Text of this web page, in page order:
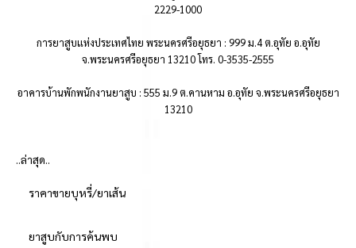
2229-1000
การยาสูบแห่งประเทศไทย พระนครศรีอยุธยา : 999 ม.4 ต.อุทัย อ.อุทัย
จ.พระนครศรีอยุธยา 13210 โทร. 0-3535-2555
อาคารบ้านพักพนักงานยาสูบ : 555 ม.9 ต.คานหาม อ.อุทัย จ.พระนครศรีอยุธยา
13210
..ล่าสุด..
ราคาขายบุหรี่/ยาเส้น
ยาสูบกับการค้นพบ